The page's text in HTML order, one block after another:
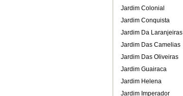
Jardim Colonial
Jardim Conquista
Jardim Da Laranjeiras
Jardim Das Camelias
Jardim Das Oliveiras
Jardim Guairaca
Jardim Helena
Jardim Imperador